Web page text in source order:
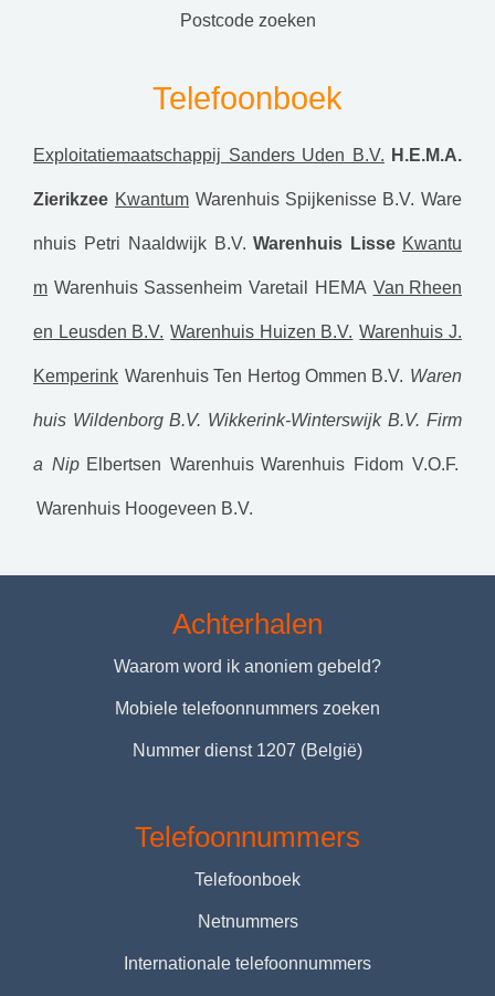
postcode zoeken
Telefoonboek
Exploitatiemaatschappij Sanders Uden B.V. H.E.M.A.
Zierikzee Kwantum Warenhuis Spijkenisse B.V. Ware
nhuis Petri Naaldwijk B.V. Warenhuis Lisse Kwantu
m Warenhuis Sassenheim Varetail HEMA Van Rheen
en Leusden B.V. Warenhuis Huizen B.V. Warenhuis J.
Kemperink Warenhuis Ten Hertog Ommen B.V. Waren
huis Wildenborg B.V. Wikkerink-Winterswijk B.V. Firm
a Nip Elbertsen Warenhuis Warenhuis Fidom V.O.F.
Warenhuis Hoogeveen B.V.
Achterhalen
Waarom word ik anoniem gebeld?
Mobiele telefoonnummers zoeken
Nummer dienst 1207 (België)
Telefoonnummers
Telefoonboek
Netnummers
Internationale telefoonnummers